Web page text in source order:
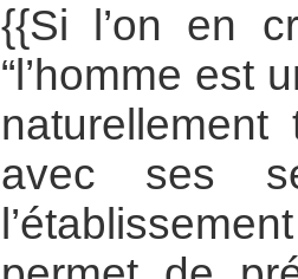
{{Si l’on en
“l’homme est
avec ses